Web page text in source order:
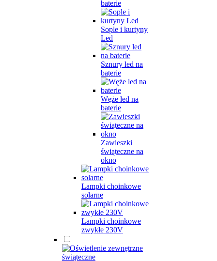
baterie
Sople i kurtyny
Led
Sznury led na
baterie
Węże led na
baterie
Zawieszki
świąteczne na
okno
Lampki choinkowe
solarne
Lampki choinkowe
zwykłe 230V